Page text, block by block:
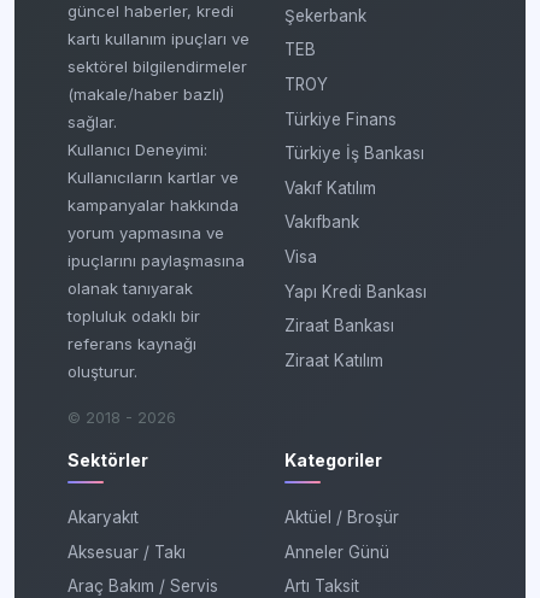
güncel haberler, kredi
kartı kullanım ipuçları ve
sektörel bilgilendirmeler
(makale/haber bazlı)
sağlar.
Kullanıcı Deneyimi:
Kullanıcıların kartlar ve
kampanyalar hakkında
yorum yapmasına ve
ipuçlarını paylaşmasına
olanak tanıyarak
topluluk odaklı bir
referans kaynağı
oluşturur.
© 2018 - 2026
Şekerbank
TEB
TROY
Türkiye Finans
Türkiye İş Bankası
Vakıf Katılım
Vakıfbank
Visa
Yapı Kredi Bankası
Ziraat Bankası
Ziraat Katılım
Sektörler
Akaryakıt
Aksesuar / Takı
Araç Bakım / Servis
Kategoriler
Aktüel / Broşür
Anneler Günü
Artı Taksit